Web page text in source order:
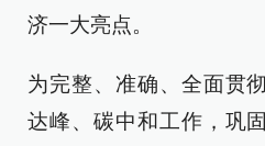
济一大亮点。
为完整、准确、全面贯
达峰、碳中和工作，巩